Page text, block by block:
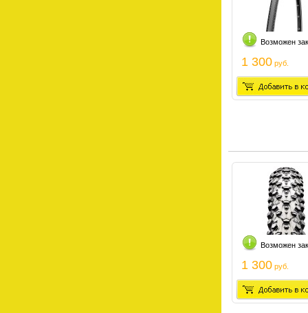
Возможен
1 300 руб.
Возможен
1 300 руб.